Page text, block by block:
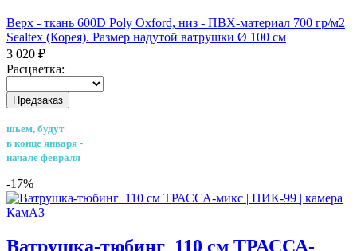
Верх - ткань 600D Poly Oxford, низ - ПВХ-материал 700 гр/м2
Sealtex (Корея). Размер надутой ватрушки Ø 100 см
3 020 ₽
Расцветка:
Предзаказ
шьем, будут
в конце января -
начале февраля
-17%
Ватрушка-тюбинг_110 см ТРАССА-